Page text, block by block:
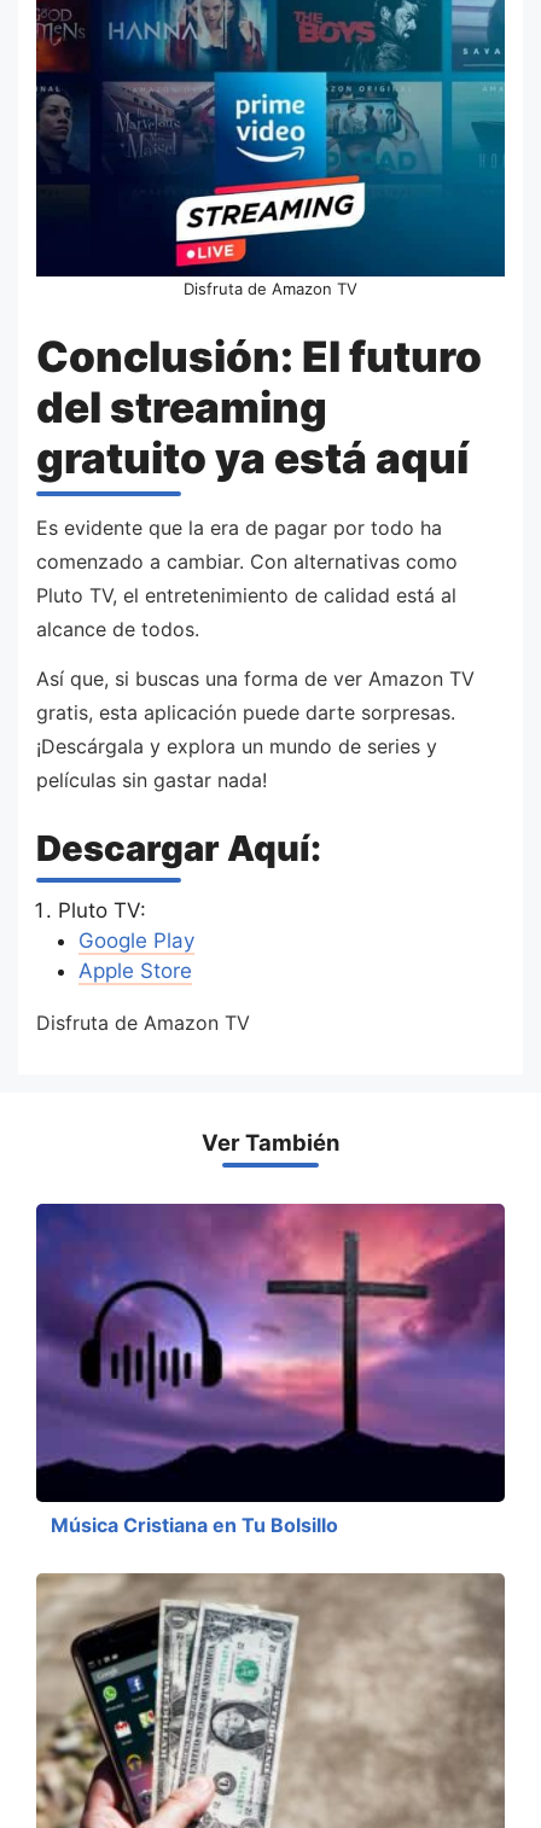
Disfruta de Amazon TV
Conclusión: El futuro
del streaming
gratuito ya está aquí
Es evidente que la era de pagar por todo ha
comenzado a cambiar. Con alternativas como
Pluto TV, el entretenimiento de calidad está al
alcance de todos.
Así que, si buscas una forma de ver Amazon TV
gratis, esta aplicación puede darte sorpresas.
¡Descárgala y explora un mundo de series y
películas sin gastar nada!
Descargar Aquí:
Pluto TV:
Google Play
Apple Store
Disfruta de Amazon TV
Ver También
Música Cristiana en Tu Bolsillo